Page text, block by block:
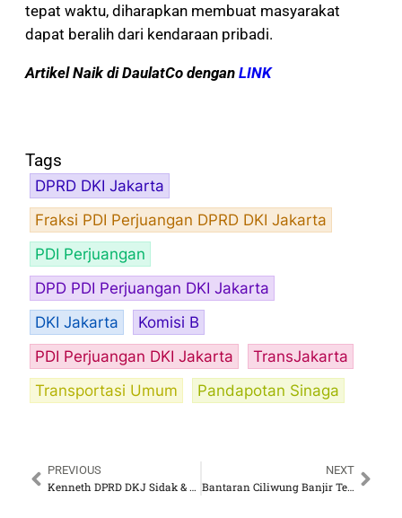
tepat waktu, diharapkan membuat masyarakat
dapat beralih dari kendaraan pribadi.
Artikel Naik di DaulatCo dengan LINK
Tags
DPRD DKI Jakarta
Fraksi PDI Perjuangan DPRD DKI Jakarta
PDI Perjuangan
DPD PDI Perjuangan DKI Jakarta
DKI Jakarta
Komisi B
PDI Perjuangan DKI Jakarta
TransJakarta
Transportasi Umum
Pandapotan Sinaga
PREVIOUS
Kenneth DPRD DKJ Sidak & Temukan Harga Beras Tak Sesuai HET di Pasar Tomang
NEXT
Bantaran Ciliwung Banjir Terus, Anggota DPRD DKI: Percepat Normalisasi Kali!